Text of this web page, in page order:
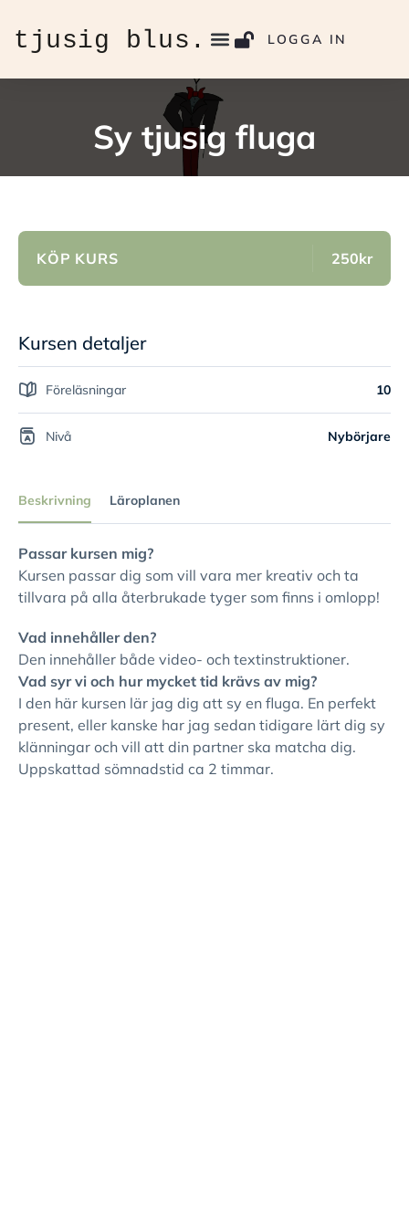
LOGGA IN
Sy tjusig fluga
Beskrivning Läroplanen
Passar kursen mig?
Kursen passar dig som vill vara mer kreativ och ta
tillvara på alla återbrukade tyger som finns i omlopp!
Vad innehåller den?
Den innehåller både video- och textinstruktioner.
Vad syr vi och hur mycket tid krävs av mig?
I den här kursen lär jag dig att sy en fluga. En perfekt
present, eller kanske har jag sedan tidigare lärt dig sy
klänningar och vill att din partner ska matcha dig.
Uppskattad sömnadstid ca 2 timmar.
KÖP KURS 250kr
Kursen detaljer
Föreläsningar 10
Nivå Nybörjare